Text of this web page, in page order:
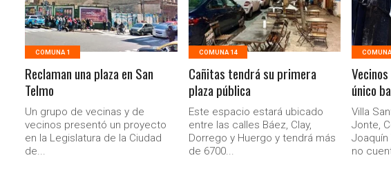
COMUNA 1
Reclaman una plaza en San
Telmo
Un grupo de vecinas y de
vecinos presentó un proyecto
en la Legislatura de la Ciudad
de...
COMUNA 14
Cañitas tendrá su primera
plaza pública
Este espacio estará ubicado
entre las calles Báez, Clay,
Dorrego y Huergo y tendrá más
de 6700...
único
Villa
Jonte,
Joaquín
no